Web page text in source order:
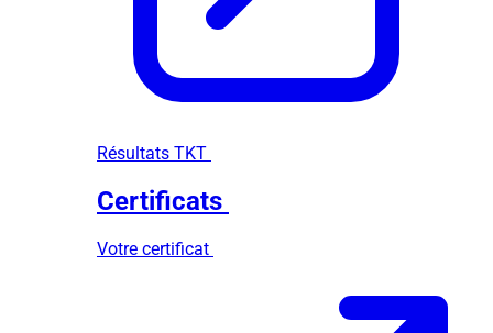
Résultats TKT
Certificats
Votre certificat